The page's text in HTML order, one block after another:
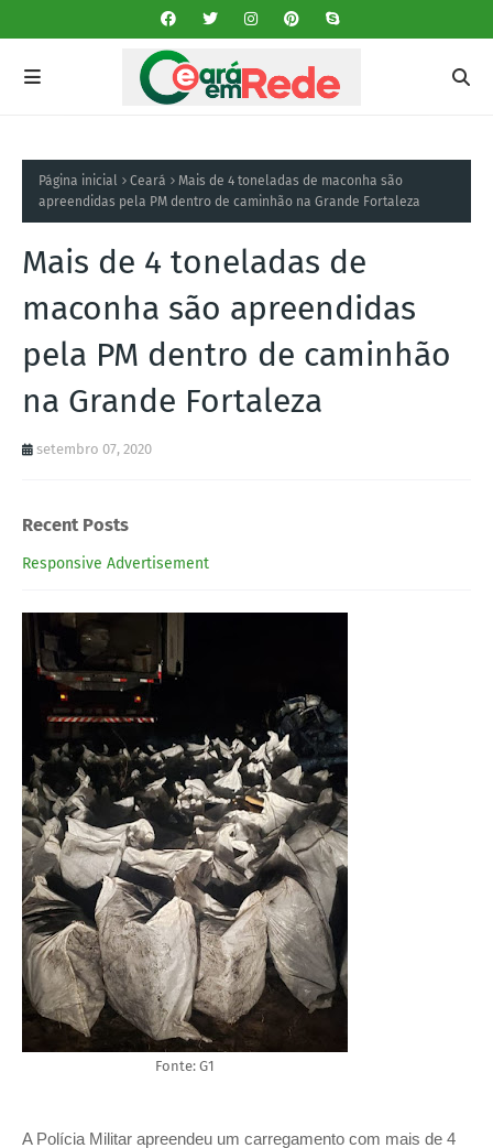
Página inicial Ceará
Mais de 4 toneladas de maconha são
apreendidas pela PM dentro de caminhão na Grande Fortaleza
Mais de 4 toneladas de
maconha são apreendidas
pela PM dentro de caminhão
na Grande Fortaleza
setembro 07, 2020
Recent Posts
Responsive Advertisement
Fonte: G1
A Polícia Militar apreendeu um carregamento com mais de 4